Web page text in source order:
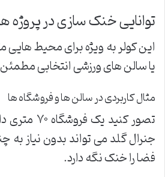
توانایی خنک سازی در پروژه
این کولر به ویژه برای محیط
یا سالن های ورزشی انتخابی
مثال کاربردی در سالن ها و فروشگاه ها
جنرال گلد می تواند بدون نیاز به
فضا را خنک نگه دارد.